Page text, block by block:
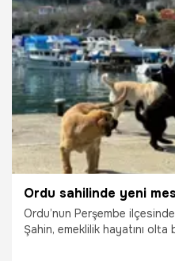
25.04.2026 Diyarbakır
Ordu’nun Perşembe
Şahin, emeklilik hayatını olta